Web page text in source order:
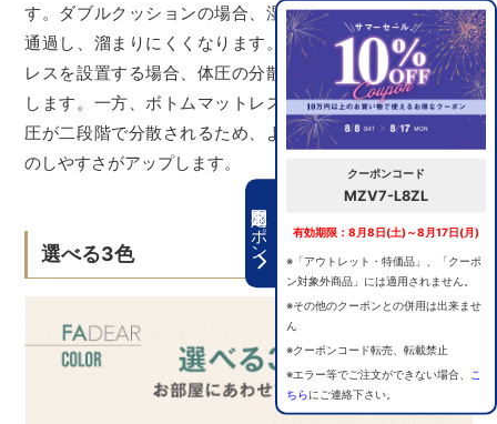
期間限定クーポン
クーポンコード
MZV7-L8ZL
有効期限：8月8日(土)～8月17日(月)
※「アウトレット・特価品」、「クーポ
ン対象外商品」には適用されません。
※その他のクーポンとの併用は出来ませ
ん
※クーポンコード転売、転載禁止
※エラー等でご注文ができない場合、
こ
ちらにご連絡下さい。
す。ダブルクッションの場合、湿気はボトムクッションを
通過し、溜まりにくくなります。木枠のフレームにマット
レスを設置する場合、体圧の分散はマットレスのみで発生
します。一方、ボトムマットレスと組み合わせた場合、体
圧が二段階で分散されるため、より寝心地の良さ、寝返り
のしやすさがアップします。
選べる3色